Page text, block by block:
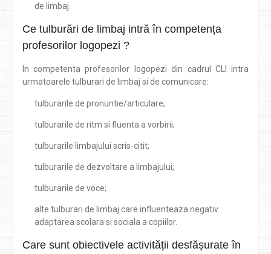
de limbaj.
Ce tulburări de limbaj intră în competența
profesorilor logopezi ?
In competenta profesorilor logopezi din cadrul CLI intra
urmatoarele tulburari de limbaj si de comunicare:
tulburarile de pronuntie/articulare;
tulburarile de ritm si fluenta a vorbirii;
tulburarile limbajului scris-citit;
tulburarile de dezvoltare a limbajului;
tulburarile de voce;
alte tulburari de limbaj care influenteaza negativ
adaptarea scolara si sociala a copiilor.
Care sunt obiectivele activității desfășurate în